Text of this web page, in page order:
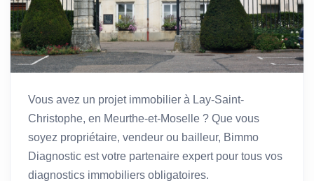
Vous avez un projet immobilier à Lay-Saint-
Christophe, en Meurthe-et-Moselle ? Que vous
soyez propriétaire, vendeur ou bailleur, Bimmo
Diagnostic est votre partenaire expert pour tous vos
diagnostics immobiliers obligatoires.